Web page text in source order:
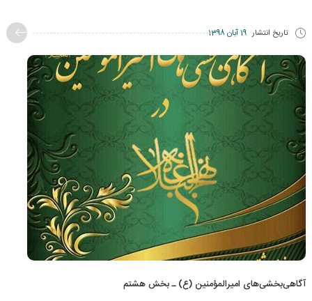
تاریخ انتشار 19 آبان 1398
آگاهی‌بخشی‌های امیرالمؤمنین (ع) ـ بخش هشتم